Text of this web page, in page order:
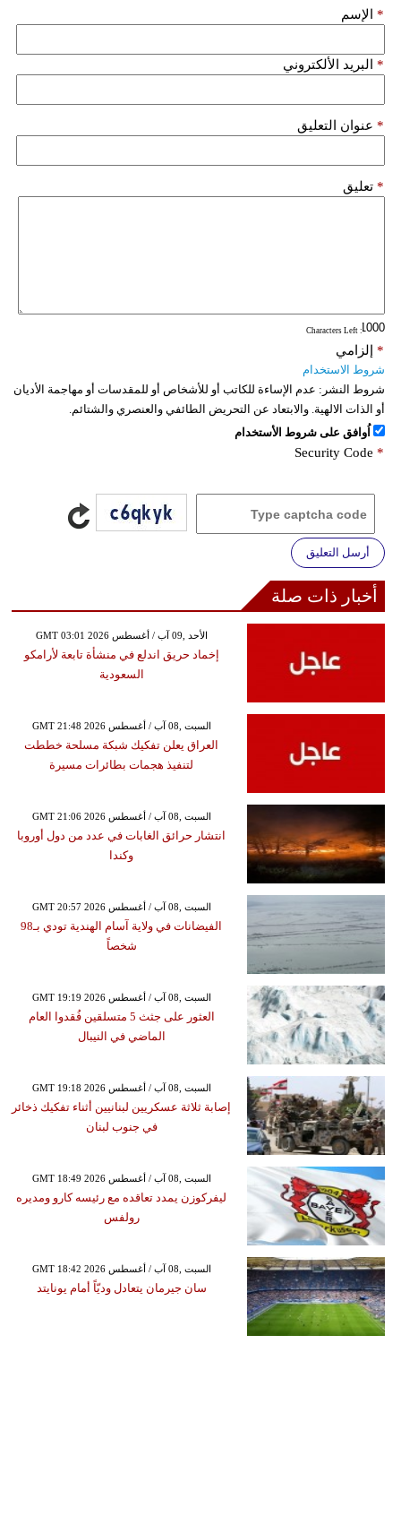
أبراج
سيارات
الإسم *
البريد الألكتروني *
عنوان التعليق *
تعليق *
: Characters Left
إلزامي *
شروط الاستخدام
شروط النشر: عدم الإساءة للكاتب أو للأشخاص أو للمقدسات أو مهاجمة الأديان
أو الذات الالهية. والابتعاد عن التحريض الطائفي والعنصري والشتائم.
اُوافق على شروط الأستخدام
Security Code *
أرسل التعليق
أخبار ذات صلة
GMT 03:01 2026 الأحد ,09 آب / أغسطس
إخماد حريق اندلع في منشأة تابعة لأرامكو
السعودية
GMT 21:48 2026 السبت ,08 آب / أغسطس
العراق يعلن تفكيك شبكة مسلحة خططت
لتنفيذ هجمات بطائرات مسيرة
GMT 21:06 2026 السبت ,08 آب / أغسطس
انتشار حرائق الغابات في عدد من دول أوروبا
وكندا
GMT 20:57 2026 السبت ,08 آب / أغسطس
الفيضانات في ولاية آسام الهندية تودي بـ98
شخصاً
GMT 19:19 2026 السبت ,08 آب / أغسطس
العثور على جثث 5 متسلقين فُقدوا العام
الماضي في النيبال
GMT 19:18 2026 السبت ,08 آب / أغسطس
إصابة ثلاثة عسكريين لبنانيين أثناء تفكيك ذخائر
في جنوب لبنان
GMT 18:49 2026 السبت ,08 آب / أغسطس
ليفركوزن يمدد تعاقده مع رئيسه كارو ومديره
رولفس
GMT 18:42 2026 السبت ,08 آب / أغسطس
سان جيرمان يتعادل وديّاً أمام يونايتد